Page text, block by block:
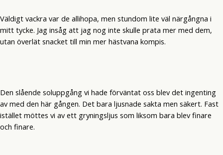
Väldigt vackra var de allihopa, men stundom lite väl närgångna i
mitt tycke. Jag insåg att jag nog inte skulle prata mer med dem,
utan överlät snacket till min mer hästvana kompis.
Den slående soluppgång vi hade förväntat oss blev det ingenting
av med den här gången. Det bara ljusnade sakta men säkert. Fast
istället möttes vi av ett gryningsljus som liksom bara blev finare
och finare.